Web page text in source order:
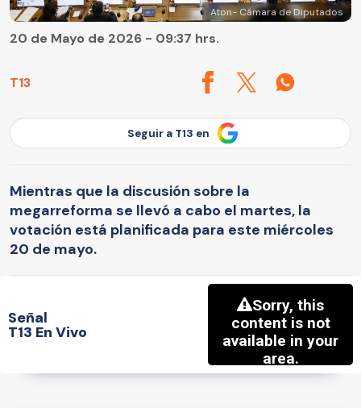
Aton- Cámara de Diputados
T13
20 de Mayo de 2026 - 09:37 hrs.
Seguir a T13 en
Mientras que la discusión sobre la
megarreforma se llevó a cabo el martes, la
votación está planificada para este miércoles
20 de mayo.
Señal
T13 En Vivo